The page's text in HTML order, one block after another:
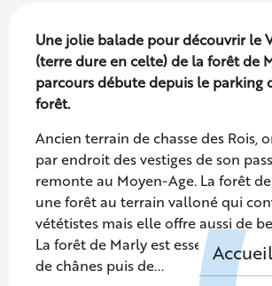
Accueil
Description
Une jolie balade pour découvrir le
(terre dure en celte) de la forêt de
parcours débute depuis le parking
forêt.
Ancien terrain de chasse des Rois,
par endroit des vestiges de son
remonte au Moyen-Age. La forêt
une forêt au terrain valloné qui
vététistes mais elle offre aussi de
La forêt de Marly est
de chânes puis de...